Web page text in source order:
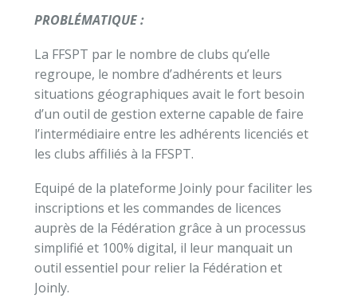
PROBLÉMATIQUE :
La FFSPT par le nombre de clubs qu’elle
regroupe, le nombre d’adhérents et leurs
situations géographiques avait le fort besoin
d’un outil de gestion externe capable de faire
l’intermédiaire entre les adhérents licenciés et
les clubs affiliés à la FFSPT.
Equipé de la plateforme Joinly pour faciliter les
inscriptions et les commandes de licences
auprès de la Fédération grâce à un processus
simplifié et 100% digital, il leur manquait un
outil essentiel pour relier la Fédération et
Joinly.